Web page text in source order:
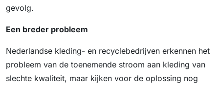
gevolg.
Een breder probleem
Nederlandse kleding- en recyclebedrijven erkennen het
probleem van de toenemende stroom aan kleding van
slechte kwaliteit, maar kijken voor de oplossing nog